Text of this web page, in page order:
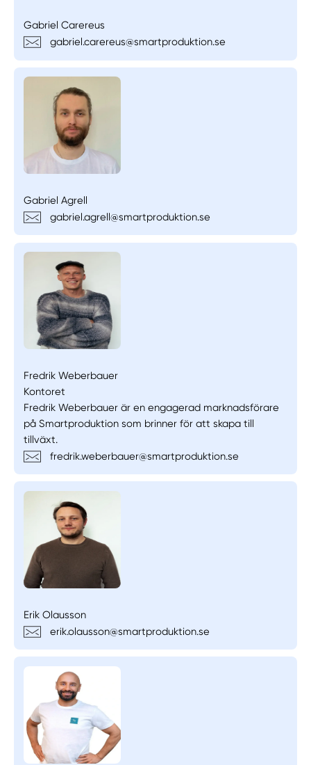
Gabriel Carereus
gabriel.carereus@smartproduktion.se
Gabriel Agrell
gabriel.agrell@smartproduktion.se
Fredrik Weberbauer
Kontoret
Fredrik Weberbauer är en engagerad marknadsförare
på Smartproduktion som brinner för att skapa till
tillväxt.
fredrik.weberbauer@smartproduktion.se
Erik Olausson
erik.olausson@smartproduktion.se